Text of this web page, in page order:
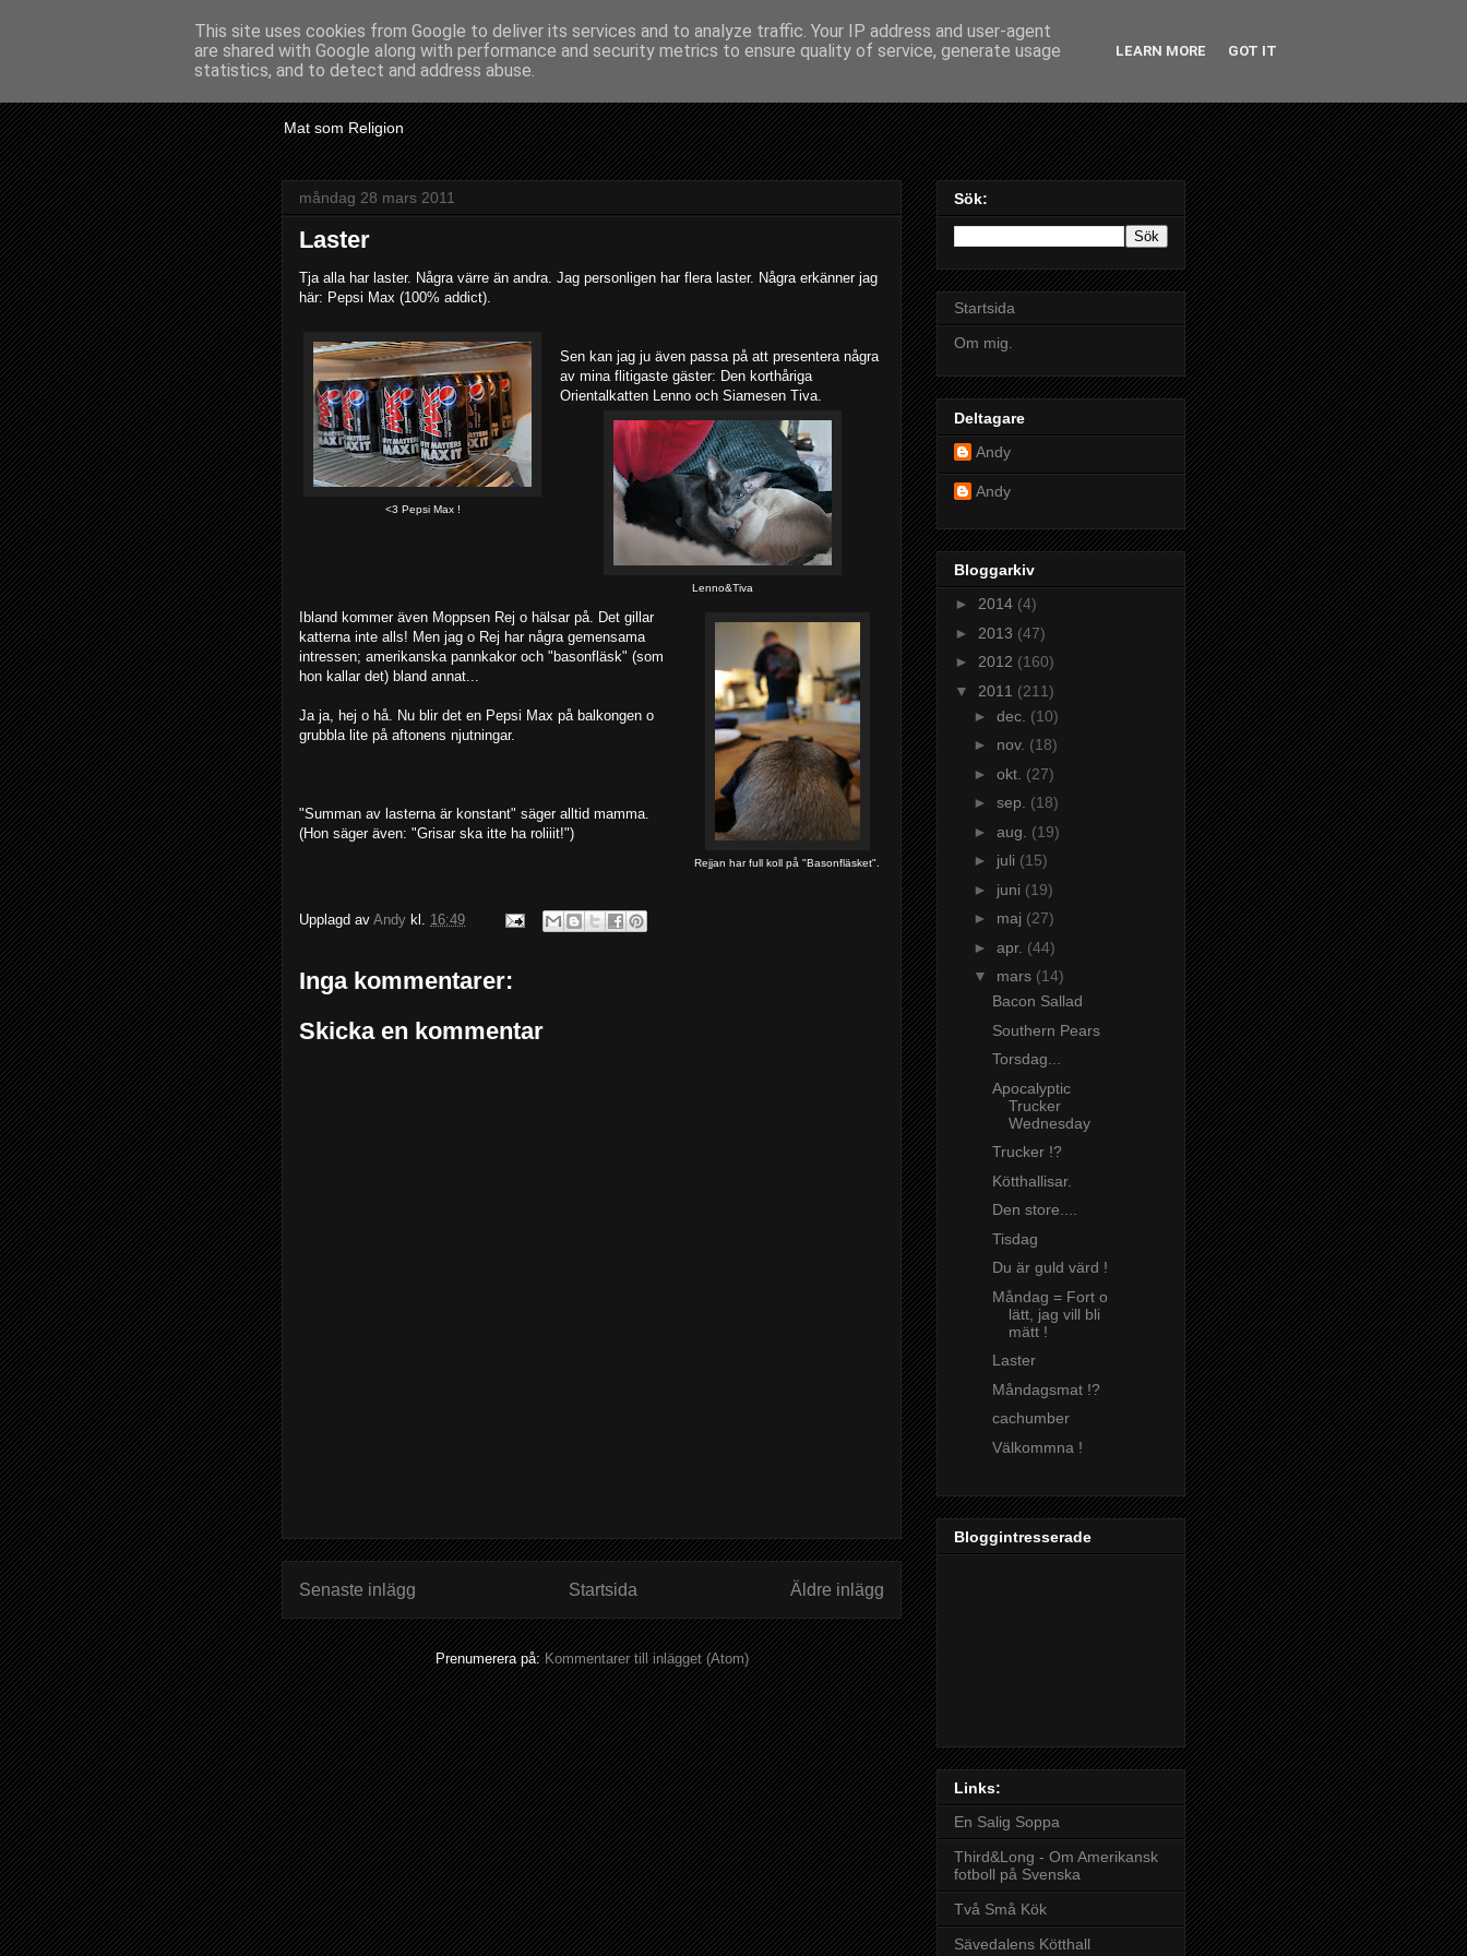
En Herrans Mat
Mat som Religion
måndag 28 mars 2011
Laster
Tja alla har laster. Några värre än andra. Jag personligen har flera laster. Några erkänner jag
här: Pepsi Max (100% addict).
<3 Pepsi Max !
Sen kan jag ju även passa på att presentera några
av mina flitigaste gäster: Den korthåriga
Orientalkatten Lenno och Siamesen Tiva.
Lenno&Tiva
Rejjan har full koll på "Basonfläsket".
Ibland kommer även Moppsen Rej o hälsar på. Det gillar
katterna inte alls! Men jag o Rej har några gemensama
intressen; amerikanska pannkakor och "basonfläsk" (som
hon kallar det) bland annat...
Ja ja, hej o hå. Nu blir det en Pepsi Max på balkongen o
grubbla lite på aftonens njutningar.
"Summan av lasterna är konstant" säger alltid mamma.
(Hon säger även: "Grisar ska itte ha roliiit!")
Upplagd av Andy kl. 16:49
Inga kommentarer:
Skicka en kommentar
Senaste inlägg Äldre inlägg
Startsida
Prenumerera på:Kommentarer till inlägget (Atom)
Sök:
Startsida
Om mig.
Deltagare
Andy
Andy
Bloggarkiv
► 2014 (4)
► 2013 (47)
► 2012 (160)
▼ 2011 (211)
► dec. (10)
► nov. (18)
► okt. (27)
► sep. (18)
► aug. (19)
► juli (15)
► juni (19)
► maj (27)
► apr. (44)
▼ mars (14)
Bacon Sallad
Southern Pears
Torsdag...
Apocalyptic
Trucker
Wednesday
Trucker !?
Kötthallisar.
Den store....
Tisdag
Du är guld värd !
Måndag = Fort o
lätt, jag vill bli
mätt !
Laster
Måndagsmat !?
cachumber
Välkommna !
Bloggintresserade
Links:
En Salig Soppa
Third&Long - Om Amerikansk
fotboll på Svenska
Två Små Kök
Sävedalens Kötthall
This site uses cookies from Google to deliver its services and to analyze traffic. Your IP address and user-agent
are shared with Google along with performance and security metrics to ensure quality of service, generate usage
statistics, and to detect and address abuse.
LEARN MORE GOT IT